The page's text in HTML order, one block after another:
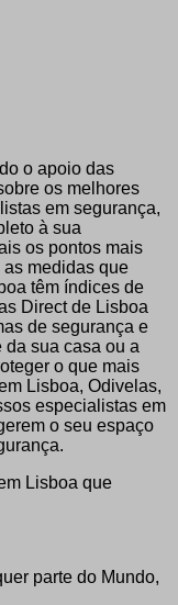
o apoio das
os melhores
em segurança,
à sua
os pontos mais
medidas que
têm índices de
Direct de Lisboa
de segurança e
sua casa ou a
o que mais
Lisboa, Odivelas,
especialistas em
o seu espaço
Lisboa que
parte do Mundo,